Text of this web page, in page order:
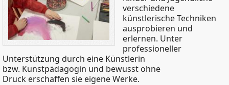
verschiedene
künstlerische Techniken
ausprobieren und
erlernen. Unter
professioneller
Unterstützung durch eine Künstlerin
bzw. Kunstpädagogin und bewusst ohne
Druck erschaffen sie eigene Werke.